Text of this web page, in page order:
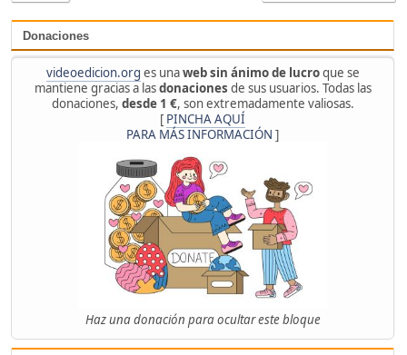
Donaciones
videoedicion.org es unaweb sin ánimo de lucroque se
mantiene gracias a lasdonaciones de sus usuarios. Todas las
donaciones, desde 1 €, son extremadamente valiosas.
[ PINCHA AQUÍ
PARA MÁS INFORMACIÓN ]
Haz una donación para ocultar este bloque